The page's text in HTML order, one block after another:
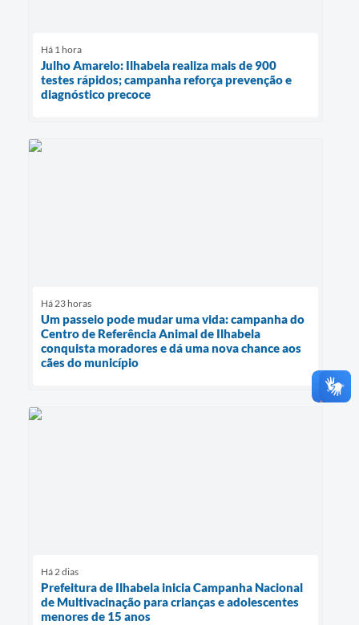
Há 1 hora
Julho Amarelo: Ilhabela realiza mais de 900
testes rápidos; campanha reforça prevenção e
diagnóstico precoce
Há 23 horas
Um passeio pode mudar uma vida: campanha do
Centro de Referência Animal de Ilhabela
conquista moradores e dá uma nova chance aos
cães do município
Há 2 dias
Prefeitura de Ilhabela inicia Campanha Nacional
de Multivacinação para crianças e adolescentes
menores de 15 anos